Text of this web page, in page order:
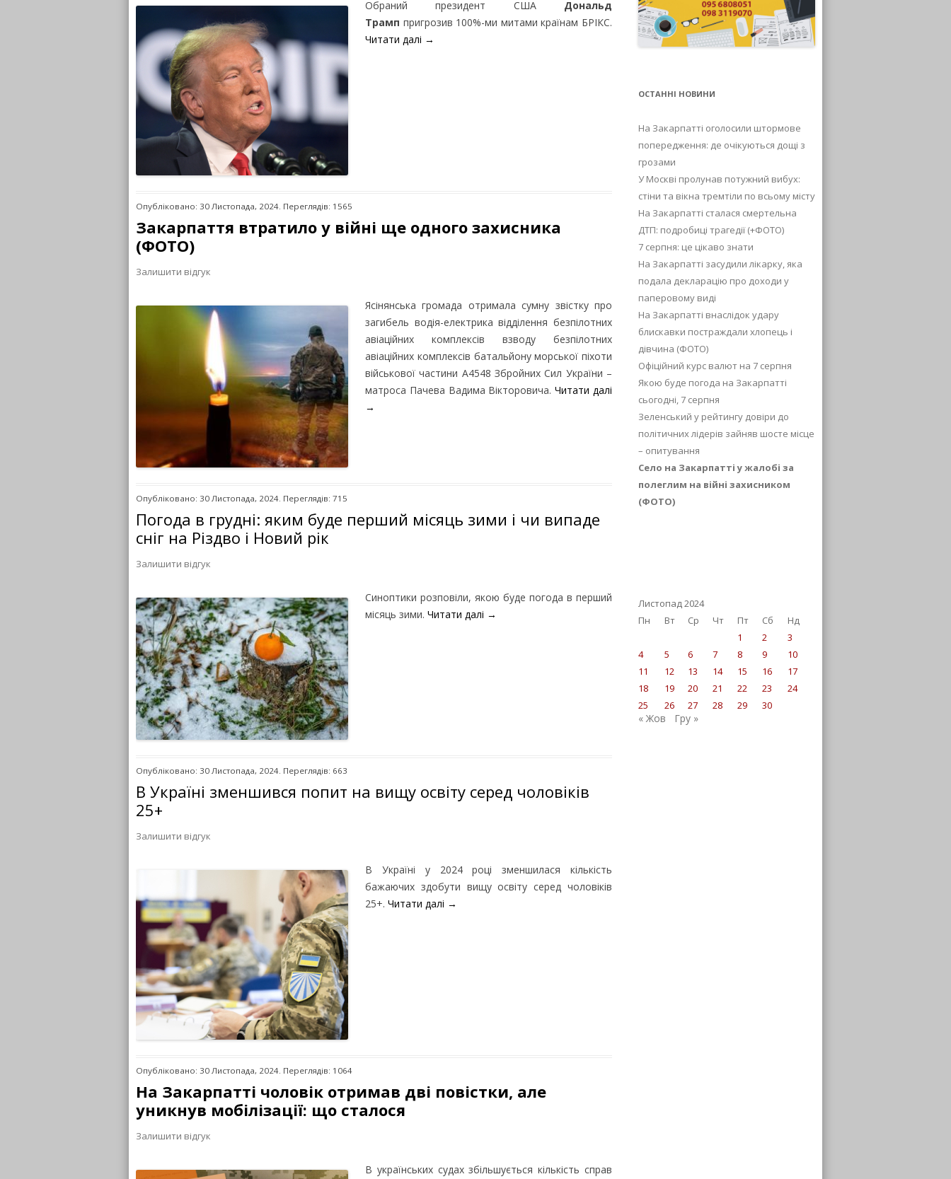
Обраний президент США Дональд
Трамп пригрозив 100%-ми митами країнам БРІКС.
Читати далі →
Опубліковано: 30 Листопада, 2024. Переглядів: 1565
Закарпаття втратило у війні ще одного захисника
(ФОТО)
Залишити відгук
Ясінянська громада отримала сумну звістку про
загибель водія-електрика відділення безпілотних
авіаційних комплексів взводу безпілотних
авіаційних комплексів батальйону морської піхоти
військової частини А4548 Збройних Сил України –
матроса Пачева Вадима Вікторовича.Читати далі
→
Опубліковано: 30 Листопада, 2024. Переглядів: 715
Погода в грудні: яким буде перший місяць зими і чи випаде
сніг на Різдво і Новий рік
Залишити відгук
Синоптики розповіли, якою буде погода в перший
місяць зими. Читати далі →
Опубліковано: 30 Листопада, 2024. Переглядів: 663
В Україні зменшився попит на вищу освіту серед чоловіків
25+
Залишити відгук
В Україні у 2024 році зменшилася кількість
бажаючих здобути вищу освіту серед чоловіків
25+. Читати далі →
Опубліковано: 30 Листопада, 2024. Переглядів: 1064
На Закарпатті чоловік отримав дві повістки, але
уникнув мобілізації: що сталося
Залишити відгук
В українських судах збільшується кількість справ
ОСТАННІ НОВИНИ
На Закарпатті оголосили штормове
попередження: де очікуються дощі з
грозами
У Москві пролунав потужний вибух:
стіни та вікна тремтіли по всьому місту
На Закарпатті сталася смертельна
ДТП: подробиці трагедії (+ФОТО)
7 серпня: це цікаво знати
На Закарпатті засудили лікарку, яка
подала декларацію про доходи у
паперовому виді
На Закарпатті внаслідок удару
блискавки постраждали хлопець і
дівчина (ФОТО)
Офіційний курс валют на 7 серпня
Якою буде погода на Закарпатті
сьогодні, 7 серпня
Зеленський у рейтингу довіри до
політичних лідерів зайняв шосте місце
– опитування
Село на Закарпатті у жалобі за
полеглим на війні захисником
(ФОТО)
Листопад 2024
Пн
Вт Ср Чт Пт Сб
Нд
1
2
3
4
5 6 7 8 9
10
11
12 13 14 15 16
17
18
19 20 21 22 23
24
25
26 27 28 29 30
« Жов Гру »